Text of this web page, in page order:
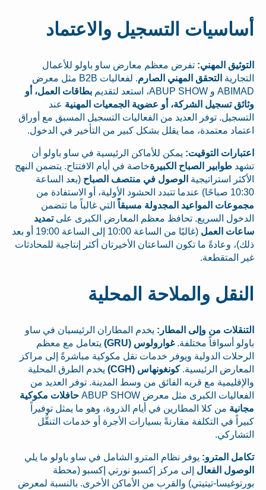
أساسيات التسجيل والاعتماد
التوثيق المهني: تفرض معظم معارض ساو باولو للأعمال
التجارية التحقق المهني الصارم
. لفعاليات B2B مثل معرض
ABIMAD و ABUP SHOW، استعد لتقديم
بطاقات العمل، أو
وثائق تسجيل الشركة، أو عضوية الجمعيات المهنية عند
التسجيل. توفر العديد من الفعاليات التسجيل المسبق مع أوراق
اعتماد معتمدة، مما يقلل بشكل كبير من التأخير في الدخول.
اعتبارات التوقيت: يمكن للأماكن الرئيسية في ساو باولو أن
تشهد طوابير الصباح الكبيرةخاصة في أيام الافتتاح. يتضمن النهج
الأكثر استراتيجية الوصول في منتصف الصباح (بعد الساعة
10:30 صباحًا) عندما تتبدد الحشود الأولية، أو الاستفادة من
مجموعات المواعيد المجدولة مسبقاً التي غالباً ما تتضمن
الدخول السريع. تحافظ معظم المعارض الكبرى علىتمديد
ساعات العمل
(غالبًا من الساعة 10:00 إلى الساعة 19:00 أو بعد
ذلك)، وعادةً ما تكون الساعتان الأخيرتان أكثر إنتاجية للمحادثات
غير المتقطعة.
النقل والملاحة المحلية
التنقلات من وإلى المطار: يخدم المطاران الرئيسيان في ساو
باولو أسواقاً مختلفة.غوارولوس (GRU)
يتعامل مع معظم
الرحلات الدولية ويوفر خدمات نقل مكوكية مباشرةً إلى مراكز
المعارض الرئيسية.كونغونهاس (CGH)
يخدم الطرق المحلية
والإقليمية مع قربه الفائق من وسط المدينة. توفر العديد من
الفعاليات الكبرى مثل معرض ABUP SHOW
حافلات مكوكية
مجانية من كلا المطارين في أيام الذروة، وهو ما يمثل توفيراً
كبيراً في التكلفة مقارنةً بسيارات الأجرة أو خدمات التنقُّل
التشاركي.
تكامل المترو: يوفر نظام المترو الشامل في ساو باولو ما يلي
الوصول الفعال إلى مركز إكسبو نورتي إكسبو (محطة
بورتوغيسا-تيتيتي) والقرب من الأماكن الأخرى. بالنسبة لمعرض